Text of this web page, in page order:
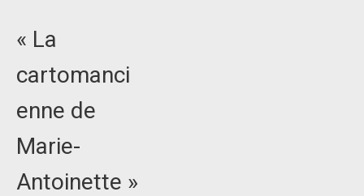
« La
cartomanci
enne de
Marie-
Antoinette »